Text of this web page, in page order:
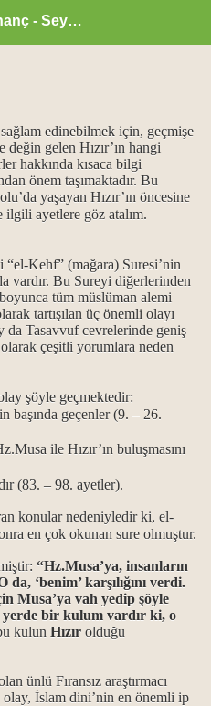
Alevilikte Inanç - Seyyid Hakkı
sağlam edinebilmek için, geçmişe
gelen Hızır’ın hangi
hakkında kısaca bilgi
önem taşımaktadır. Bu
yaşayan Hızır’ın öncesine
ilgili ayetlere göz atalım.
Kehf” (mağara) Suresi’nin
vardır. Bu Sureyi diğerlerinden
tüm müslüman alemi
tartışılan üç önemli olayı
da Tasavvuf cevrelerinde geniş
çeşitli yorumlara neden
şöyle geçmektedir:
başında geçenler (9. – 26.
ile Hızır’ın buluşmasını
(83. – 98. ayetler).
konular nedeniyledir ki, el-
en çok okunan sure olmuştur.
“Hz.Musa’ya, insanların
‘benim’ karşılığını verdi.
Musa’ya vah yedip şöyle
yerde bir kulum vardır ki, o
kulun Hızır olduğu
ünlü Fıransız araştırmacı
olay, İslam dini’nin en önemli ip